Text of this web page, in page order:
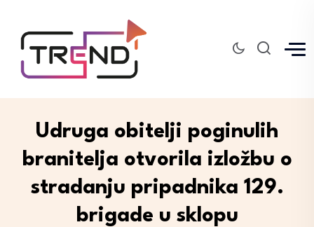
Udruga obitelji poginulih
branitelja otvorila izložbu o
stradanju pripadnika 129.
brigade u sklopu